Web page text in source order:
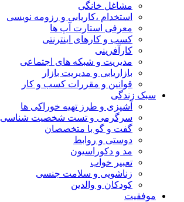
مشاغل خانگی
استخدام ،کاریابی و رزومه نویسی
معرفی استارت آپ ها
کسب و کارهای اینترنتی
کارآفرینی
مدیریت و شبکه های اجتماعی
بازاریابی و مدیریت بازار
قوانین و مقررات کسب و کار
سبک زندگی
آشپزی و طرز تهیه خوراکی ها
سرگرمی و تست شخصیت شناسی
گفت و گو با متخصصان
دوستی و روابط
مد و دکوراسیون
تعبیر خواب
زناشویی و سلامت جنسی
کودکان و والدین
موفقیت